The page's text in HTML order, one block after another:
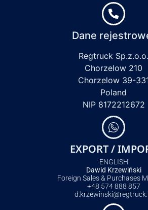
Dane
Regtruck Sp.z.o.o.
Chorzelow 210
Chorzelow 39-
Poland
NIP 8172212672
EXPORT /
ENGLISH
Dawid Krzewiński
Foreign Sales & Purchases
+48 574 888 857